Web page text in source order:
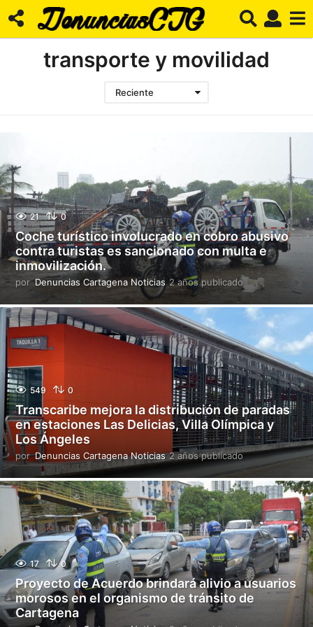
transporte y movilidad
Reciente
21 0
Coche turístico involucrado en cobro abusivo
contra turistas es sancionado con multa e
inmovilización.
por Denuncias Cartagena Noticias 2 años publicado 2
a
ñ
p
u
b
l
i
c
a
d
o
549 0
Transcaribe mejora la distribución de paradas
en estaciones Las Delicias, Villa Olímpica y
Los Ángeles
por Denuncias Cartagena Noticias 2 años publicado2
ñ
o
s
p
u
b
l
i
c
a
17 0
Proyecto de Acuerdo brindará alivio a usuarios
morosos en el organismo de tránsito de
Cartagena